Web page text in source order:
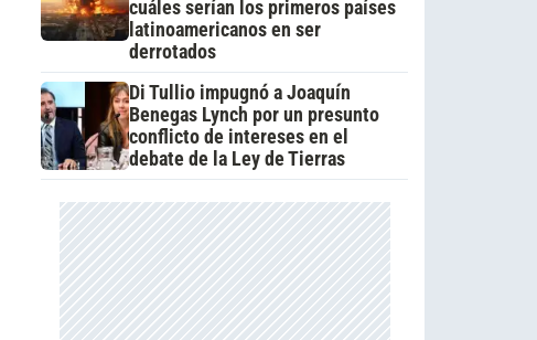
cuáles serían los primeros países
latinoamericanos en ser
derrotados
Di Tullio impugnó a Joaquín
Benegas Lynch por un presunto
conflicto de intereses en el
debate de la Ley de Tierras